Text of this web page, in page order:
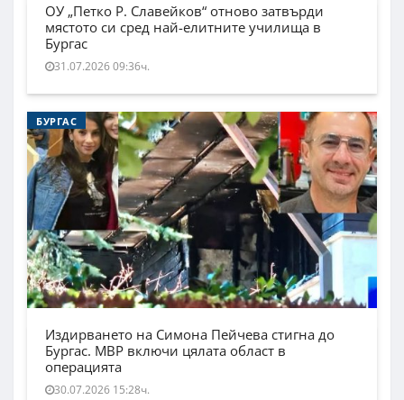
ОУ „Петко Р. Славейков“ отново затвърди
мястото си сред най-елитните училища в
Бургас
31.07.2026 09:36ч.
БУРГАС
Издирването на Симона Пейчева стигна до
Бургас. МВР включи цялата област в
операцията
30.07.2026 15:28ч.